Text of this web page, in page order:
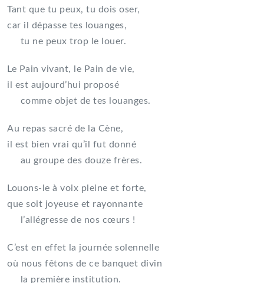
Tant que tu peux, tu dois oser,
car il dépasse tes louanges,
tu ne peux trop le louer.
Le Pain vivant, le Pain de vie,
il est aujourd’hui proposé
comme objet de tes louanges.
Au repas sacré de la Cène,
il est bien vrai qu’il fut donné
au groupe des douze frères.
Louons-le à voix pleine et forte,
que soit joyeuse et rayonnante
l’allégresse de nos cœurs !
C’est en effet la journée solennelle
où nous fêtons de ce banquet divin
la première institution.